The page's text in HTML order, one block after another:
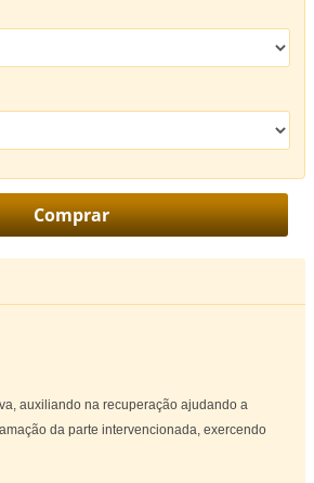
auxiliando na recuperação ajudando a
da parte intervencionada, exercendo